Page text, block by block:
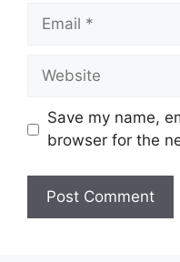
Email
Website
Save my name,
browser for the